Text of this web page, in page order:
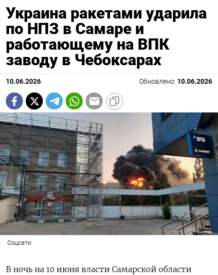
Подписывайтесь на The Moscow
Times в Telegram —
@moscowtimes_ru
Украина ракетами ударила
по НПЗ в Самаре и
работающему на ВПК
заводу в Чебоксарах
10.06.2026 Обновлено: 10.06.2026
Соцсети
В ночь на 10 июня власти Самарской области